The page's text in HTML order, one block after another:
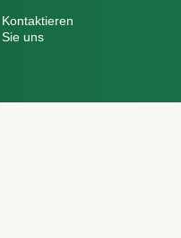
Kontaktieren
Sie uns